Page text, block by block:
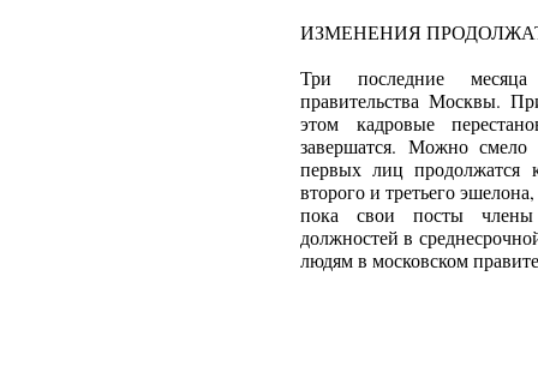
ИЗМЕНЕНИЯ
Три последние месяца
правительства Москвы.
этом кадровые
завершатся. Можно смело
первых лиц продолжатся
второго и третьего
пока свои посты
должностей в
людям в московском